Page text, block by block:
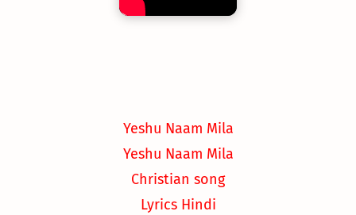
Yeshu Naam Mila
Yeshu Naam Mila
Christian song
Lyrics Hindi